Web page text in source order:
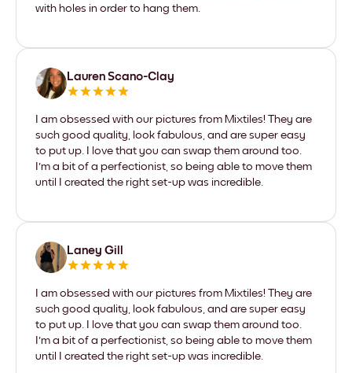
with holes in order to hang them.
Lauren Scano-Clay
I am obsessed with our pictures from Mixtiles! They are
such good quality, look fabulous, and are super easy
to put up. I love that you can swap them around too.
I'm a bit of a perfectionist, so being able to move them
until I created the right set-up was incredible.
Laney Gill
I am obsessed with our pictures from Mixtiles! They are
such good quality, look fabulous, and are super easy
to put up. I love that you can swap them around too.
I'm a bit of a perfectionist, so being able to move them
until I created the right set-up was incredible.